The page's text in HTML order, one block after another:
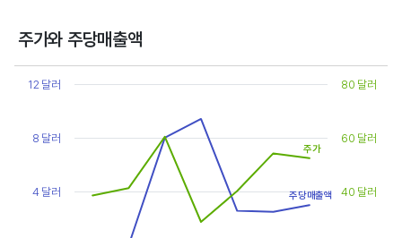
주가와 주당매출액
Chart
Line chart with 2 lines.
The chart has 1 X axis displaying categories.
The chart has 2 Y axes displaying values, and values.
4 달러
8 달러
12 달러
40 달러
60 달러
80 달러
주당매출액
주가